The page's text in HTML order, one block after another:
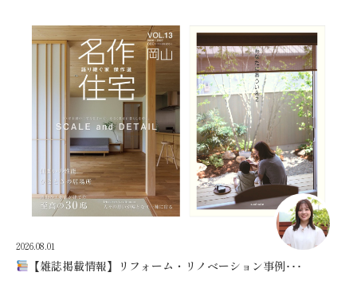
2026.08.01
【雑誌掲載情報】リフォーム・リノベーション事例･･･